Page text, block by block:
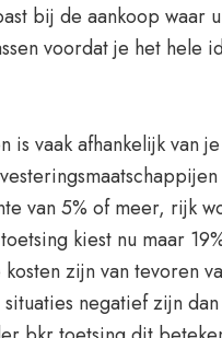
bij de aankoop
voordat je het
vaak afhankelijk
van 5% of meer, rijk
kiest nu maar
zijn van tevoren
negatief zijn